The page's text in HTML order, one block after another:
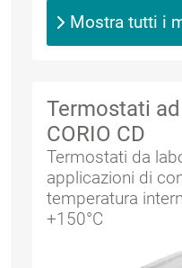
Mostra tutti i
Termostati
CORIO CD
Termostati da
applicazioni di
temperatura
+150°C